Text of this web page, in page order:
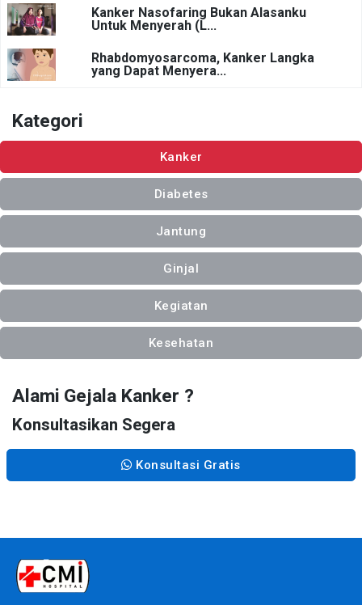
Kanker Nasofaring Bukan Alasanku
Untuk Menyerah (L...
Rhabdomyosarcoma, Kanker Langka
yang Dapat Menyera...
Kategori
Kanker
Diabetes
Jantung
Ginjal
Kegiatan
Kesehatan
Alami Gejala Kanker ?
Konsultasikan Segera
Konsultasi Gratis